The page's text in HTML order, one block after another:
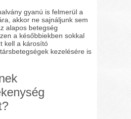
gyanú is felmerül a
akkor ne sajnáljunk sem
alapos betegség
a későbbiekben sokkal
kell a károsító
kezelésére is